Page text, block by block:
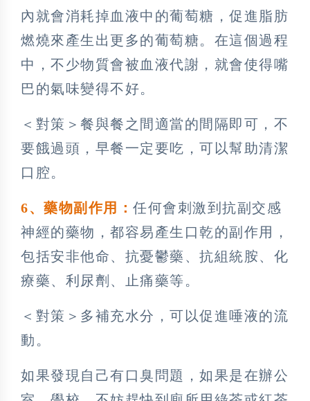
內就會消耗掉血液中的葡萄糖，促進脂肪
燃燒來產生出更多的葡萄糖。在這個過程
中，不少物質會被血液代謝，就會使得嘴
巴的氣味變得不好。
＜對策＞餐與餐之間適當的間隔即可，不
要餓過頭，早餐一定要吃，可以幫助清潔
口腔。
6、藥物副作用： 任何會刺激到抗副交感
神經的藥物，都容易產生口乾的副作用，
包括安非他命、抗憂鬱藥、抗組統胺、化
療藥、利尿劑、止痛藥等。
＜對策＞多補充水分，可以促進唾液的流
動。
如果發現自己有口臭問題，如果是在辦公